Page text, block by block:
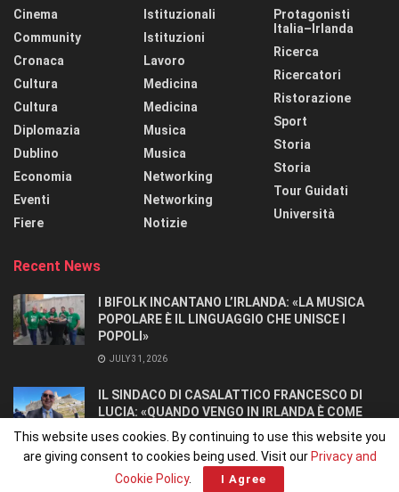
Cinema
Community
Cronaca
Cultura
Cultura
Diplomazia
Dublino
Economia
Eventi
Fiere
Istituzionali
Istituzioni
Lavoro
Medicina
Medicina
Musica
Musica
Networking
Networking
Notizie
Protagonisti
Italia–Irlanda
Ricerca
Ricercatori
Ristorazione
Sport
Storia
Storia
Tour Guidati
Università
Recent News
I BIFOLK INCANTANO L’IRLANDA: «LA MUSICA
POPOLARE È IL LINGUAGGIO CHE UNISCE I
POPOLI»
JULY 31, 2026
IL SINDACO DI CASALATTICO FRANCESCO DI
LUCIA: «QUANDO VENGO IN IRLANDA È COME
TORNARE A CASA».
JULY 27, 2026
This website uses cookies. By continuing to use this website you
are giving consent to cookies being used. Visit our Privacy and
Cookie Policy. I Agree